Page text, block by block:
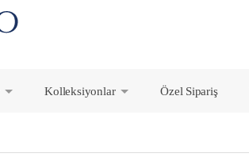
Kolleksiyonlar
Özel Sipariş